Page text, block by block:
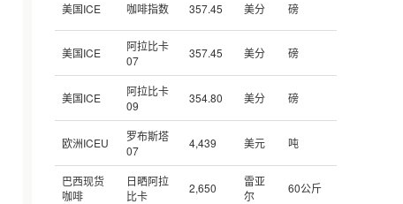
美国ICE 咖啡指数 357.45 美分 磅
美国ICE
阿拉比卡
07
357.45 美分 磅
美国ICE
阿拉比卡
09
354.80 美分 磅
欧洲ICEU
罗布斯塔
07
4,439 美元 吨
巴西现货
咖啡
日晒阿拉
比卡
2,650
雷亚
尔
60公斤